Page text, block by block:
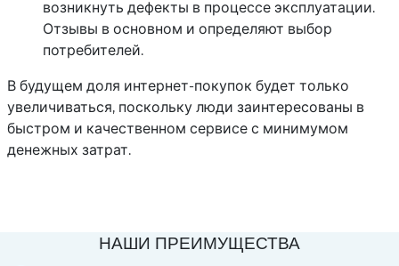
возникнуть дефекты в процессе эксплуатации.
Отзывы в основном и определяют выбор
потребителей.
В будущем доля интернет-покупок будет только
увеличиваться, поскольку люди заинтересованы в
быстром и качественном сервисе с минимумом
денежных затрат.
НАШИ ПРЕИМУЩЕСТВА